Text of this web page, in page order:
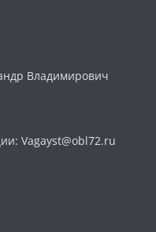
Владимирович
Vagayst@obl72.ru